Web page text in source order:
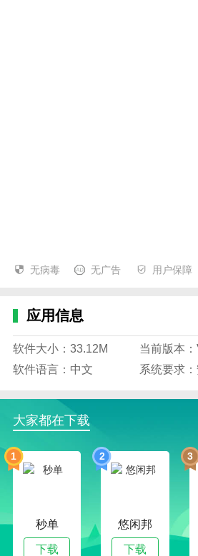
无病毒 无广告 用户保障
应用信息
软件大小：33.12M
当前版本
软件语言：中文
系统要求
大家都在下载
1
秒单
下载
2
悠闲邦
下载
3